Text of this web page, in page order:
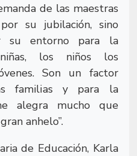
de las maestras
su jubilación, sino
su entorno para la
los niños los
Son un factor
familias y para la
alegra mucho que
anhelo”.
de Educación, Karla